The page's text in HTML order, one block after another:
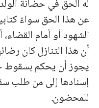
له الحق في حضانة
عن هذا الحق سواءً
الشهود أو أمام
أن هذا التنازل كان
يجوز أن يحكم بسقوط
إسنادها إلى من طلب
للمحضون.